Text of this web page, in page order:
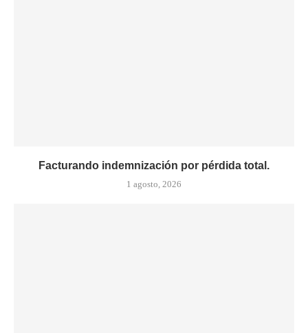
Facturando indemnización por pérdida total.
1 agosto, 2026